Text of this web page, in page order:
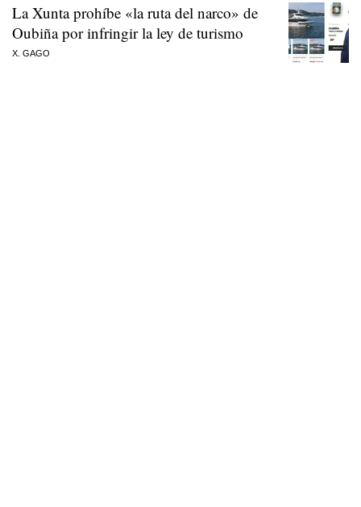
La Xunta prohíbe «la ruta del narco» de
Oubiña por infringir la ley de turismo
X. GAGO